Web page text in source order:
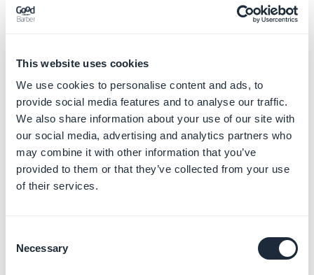
This website uses cookies
We use cookies to personalise content and ads, to
provide social media features and to analyse our traffic.
We also share information about your use of our site with
our social media, advertising and analytics partners who
may combine it with other information that you’ve
provided to them or that they’ve collected from your use
of their services.
Selection
Necessary
2. Configuration DNS
DNS.
DNS signifie Domain Name System, cela contrôle le
nom de domaine et les emails associés.
Attention : si vous utilisez déjà votre domaine ailleurs
que sur votre projet GoodBarber, ou que vous avez
déjà des emails existants liés à votre domaine, ne
choisissezPASune configuration DNS. Vous perdriez